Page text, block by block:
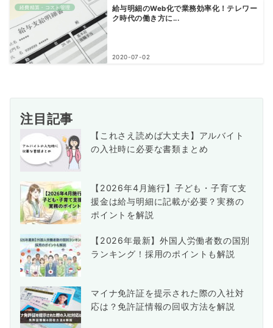
経費精算・コスト管理
給与明細のWeb化で業務効率化！テレワー
ク時代の働き方に...
2020-07-02
注目記事
【これさえ読めば大丈夫】アルバイト
の入社時に必要な書類まとめ
【2026年4月施行】子ども・子育て支
援金は給与明細に記載が必要？実務の
ポイントを解説
【2026年最新】外国人労働者数の国別
ランキング！採用のポイントも解説
マイナ免許証を提示された際の入社対
応は？免許証情報の回収方法を解説